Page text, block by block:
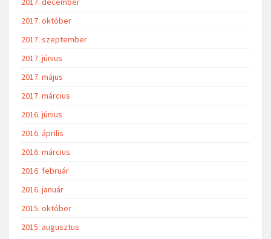
2017. október
2017. szeptember
2017. június
2017. május
2017. március
2016. június
2016. április
2016. március
2016. február
2016. január
2015. október
2015. augusztus